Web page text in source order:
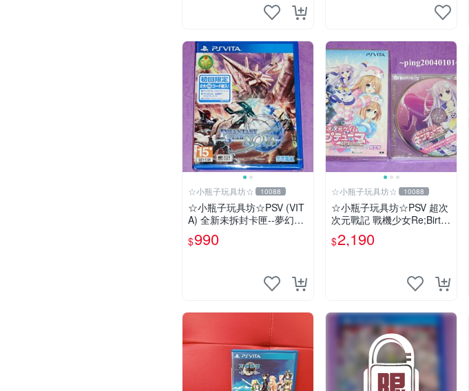
☆小瓶子玩具坊☆ 10088
☆小瓶子玩具坊☆PSV (VIT
A) 全新未拆封卡匣--夢幻之
星 NOVA (亞版日文版)
$990
☆小瓶子玩具坊☆ 10088
☆小瓶子玩具坊☆PSV 超次
次元戰記 戰機少女Re;Birth
2 SISTERS GENERATION
日限定版+CD
$2,190